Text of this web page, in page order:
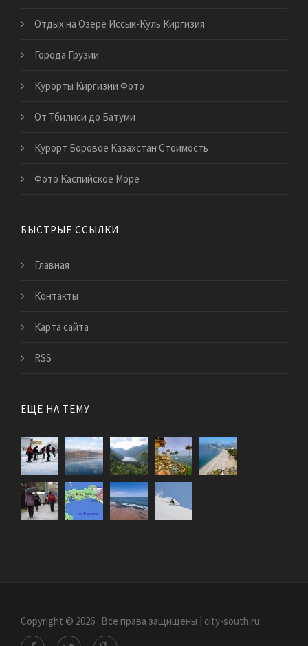
Отдых на Озере Иссык-Куль Киргизия
Города Грузии
Курорты Киргизии Фото
От Тбилиси до Батуми
Курорт Боровое Казахстан Стоимость
Фото Каспийское Море
БЫСТРЫЕ ССЫЛКИ
Главная
Контакты
Карта сайта
RSS
ЕЩЕ НА ТЕМУ
Copyright © 2026 · Все права защищены | city-south.ru